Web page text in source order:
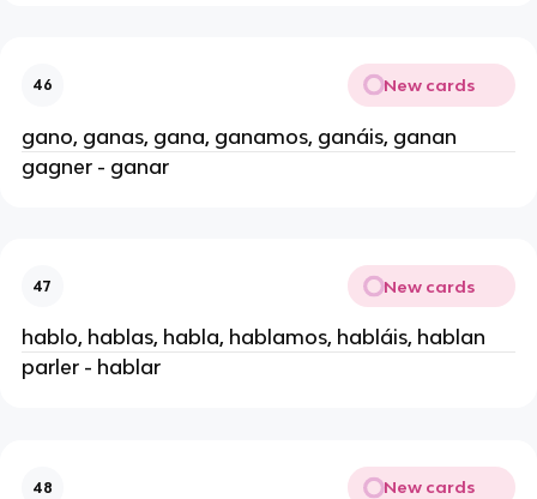
46 New cards
gano, ganas, gana, ganamos, ganáis, ganan
gagner - ganar
47 New cards
hablo, hablas, habla, hablamos, habláis, hablan
parler - hablar
48 New cards